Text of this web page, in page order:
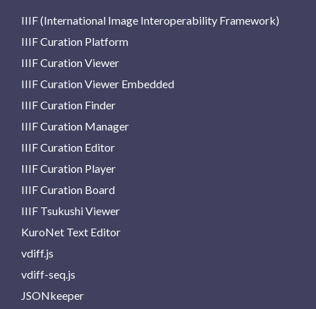
IIIF (International Image Interoperability Framework)
IIIF Curation Platform
IIIF Curation Viewer
IIIF Curation Viewer Embedded
IIIF Curation Finder
IIIF Curation Manager
IIIF Curation Editor
IIIF Curation Player
IIIF Curation Board
IIIF Tsukushi Viewer
KuroNet Text Editor
vdiff.js
vdiff-seq.js
JSONkeeper